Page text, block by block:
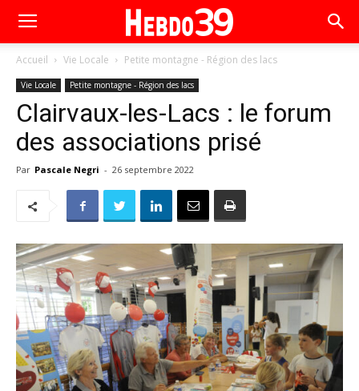
Accueil Vie Locale Petite montagne - Région des lacs
Vie Locale Petite montagne - Région des lacs
Clairvaux-les-Lacs : le forum
des associations prisé
Par Pascale Negri - 26 septembre 2022